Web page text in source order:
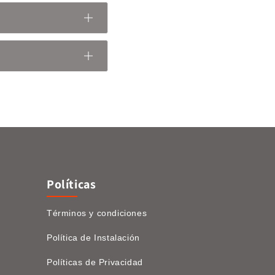
Políticas
Términos y condiciones
Política de Instalación
Políticas de Privacidad